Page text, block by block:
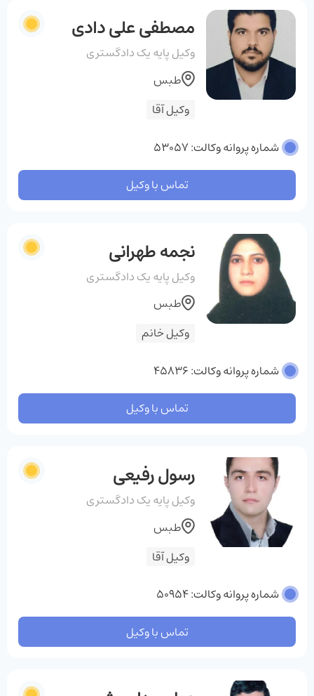
مصطفی علی دادی
وکیل پایه یک دادگستری
وکیل آقا
طبس
شماره پروانه وکالت: 53057
تماس با وکیل
نجمه طهرانی
وکیل پایه یک دادگستری
وکیل خانم
طبس
شماره پروانه وکالت: 45836
تماس با وکیل
رسول رفیعی
وکیل پایه یک دادگستری
وکیل آقا
طبس
شماره پروانه وکالت: 50954
تماس با وکیل